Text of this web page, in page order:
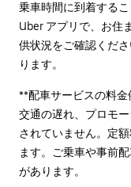
乗車時間に到着する
Uber アプリで、お住
供状況をご確認くだ
ります。
**配車サービスの料金
交通の遅れ、プロモ
されていません。定
ます。ご乗車や事前
があります。